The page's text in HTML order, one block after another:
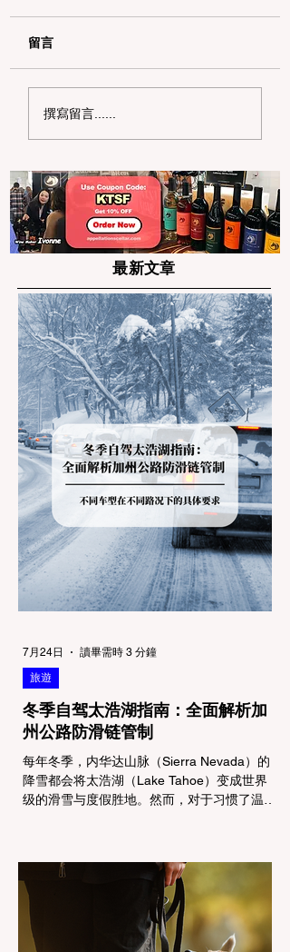
2026 米兰冬奥会 U 池
峰相见”
留言
撰寫留言......
最新文章
冬季自驾太浩湖指南：全面解析加
州公路防滑链管制
每年冬季，内华达山脉（Sierra Nevada）的
降雪都会将太浩湖（Lake Tahoe）变成世界
级的滑雪与度假胜地。然而，对于习惯了温暖
(Chain Controls)。 不了解这些规定，不仅可
能面临高额罚单或被公路巡警（CHP）劝
返，更可能在冰雪路面上引发严重的安全事
故。本文将为您系统解析加州的防滑链政策，
旅遊
7月24日 讀畢需時 3 分鐘